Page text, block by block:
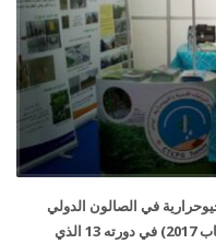
في الصالون الدولي
للفلاحة والآلات الفلاحية والصيد البحري (سياماب 2017) في دورته 13 الذي